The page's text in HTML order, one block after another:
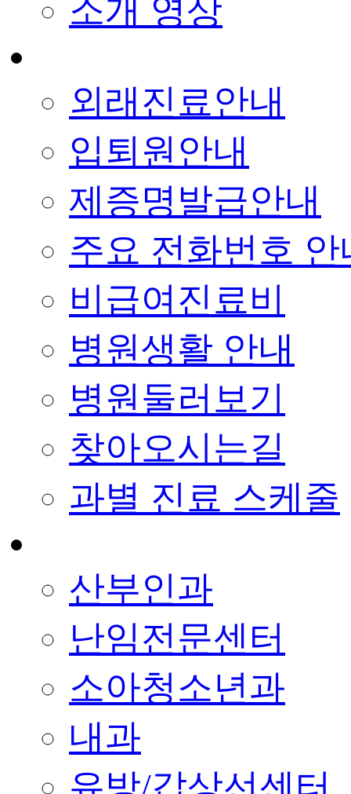
소개 영상
외래진료안내
입퇴원안내
제증명발급안내
주요 전화번호 안
비급여진료비
병원생활 안내
병원둘러보기
찾아오시는길
과별 진료 스케줄
산부인과
난임전문센터
소아청소년과
내과